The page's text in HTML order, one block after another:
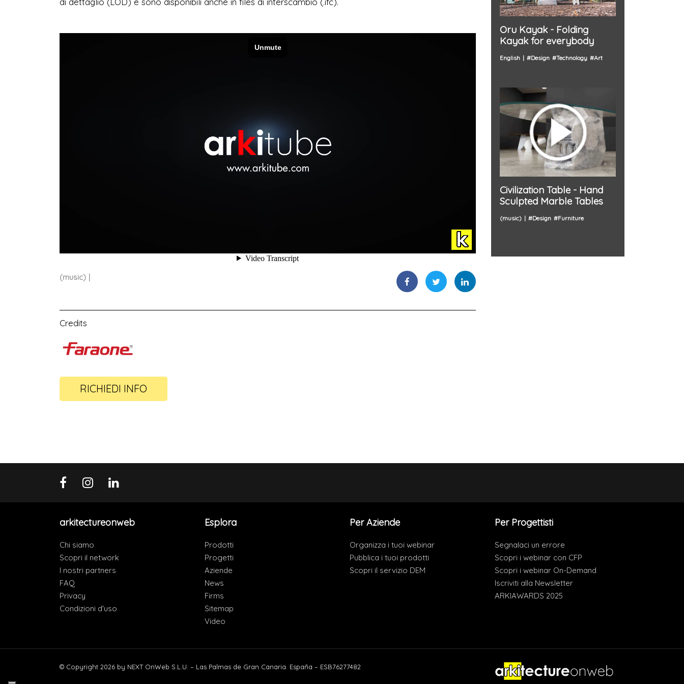
(music)
Credits
RICHIEDI INFO
Oru Kayak - Folding
Kayak for everybody
English #Design #Technology #Art
Civilization Table - Hand
Sculpted Marble Tables
(music) #Design #Furniture
arkitectureonweb
Chi siamo
Scopri il network
I nostri partners
FAQ
Privacy
Condizioni d'uso
Esplora
Prodotti
Progetti
Aziende
News
Firms
Sitemap
Video
Per Aziende
Organizza i tuoi webinar
Pubblica i tuoi prodotti
Scopri il servizio DEM
Per Progettisti
Segnalaci un errore
Scopri i webinar con CFP
Scopri i webinar On-Demand
Iscriviti alla Newsletter
ARKIAWARDS 2025
© Copyright 2026 by NEXT OnWeb S.L.U. – Las Palmas de Gran Canaria. España – ESB76277482